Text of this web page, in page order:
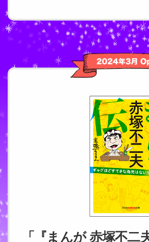
「『まんが 赤塚不二